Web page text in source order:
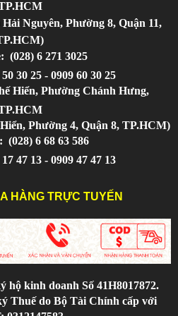
Nguyên, Phường 8, Quận 11,
(028) 6 271 3025
30 25 - 0909 60 30 25
Hiển, Phường Chánh Hưng,
Phường 4, Quận 8, TP.HCM)
(028) 6 68 63 586
47 13 - 0909 47 47 13
HÀNG TRỰC TUYẾN
hộ kinh doanh Số 41H8017872.
Thuế do Bộ Tài Chính cấp với